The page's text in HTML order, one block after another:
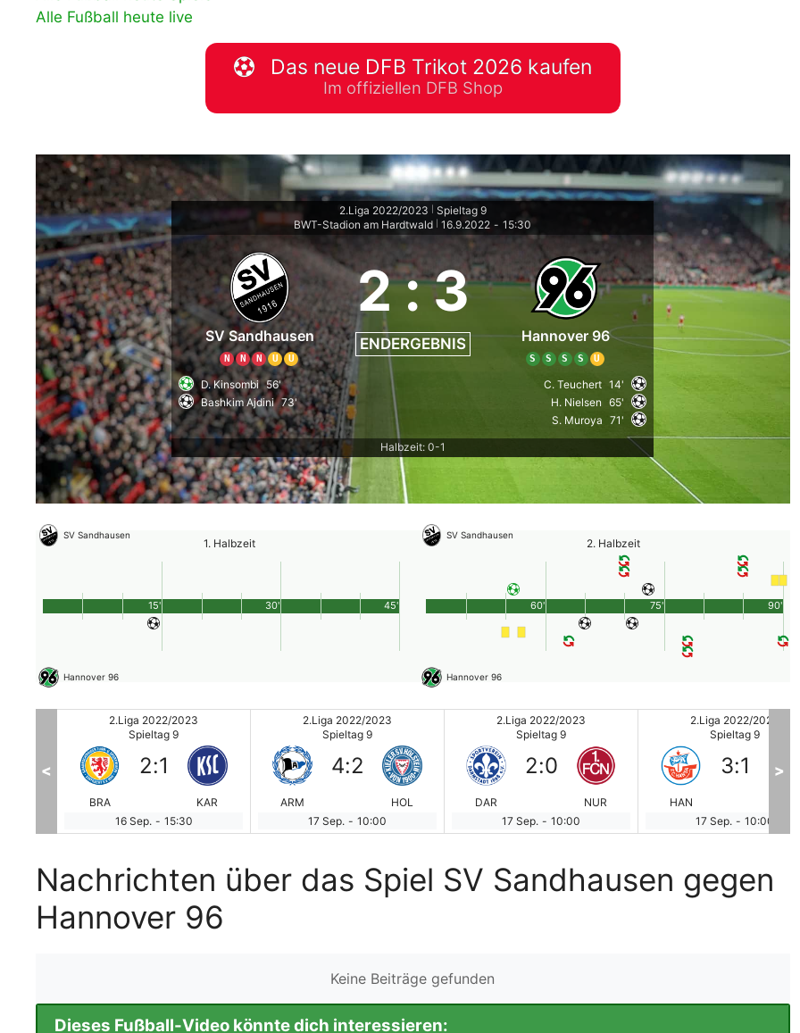
downloaden & automatisch ausfüllen
Alle Fußball heute live
Das neue DFB Trikot 2026 kaufen
Im offiziellen DFB Shop
2.Liga 2022/2023
Spieltag 9
BWT-Stadion am Hardtwald
16.9.2022 - 15:30
SV Sandhausen
N N N U U
2:3
ENDERGEBNIS Hannover 96
S S S S U
D. Kinsombi 56'
Bashkim Ajdini 73'
C. Teuchert 14'
H. Nielsen 65'
S. Muroya
71'
Halbzeit: 0-1
SV Sandhausen
1. Halbzeit
Hannover 96
45'
15' 30'
SV Sandhausen
2. Halbzeit
Hannover 96
90'
60' 75'
2.Liga 2022/2023
Spieltag 9
BRA
2:1
KAR
16 Sep. - 15:30
2.Liga 2022/2023
Spieltag 9
ARM
4:2
HOL
17 Sep. - 10:00
2.Liga 2022/2023
Spieltag 9
DAR
2:0
NUR
17 Sep. - 10:00
2.Liga 2022/2023
Spieltag 9
HAN
3:1
17 Sep. - 10:00
< >
Nachrichten über das Spiel SV Sandhausen gegen
Hannover 96
Keine Beiträge gefunden
Dieses Fußball-Video könnte dich interessieren: